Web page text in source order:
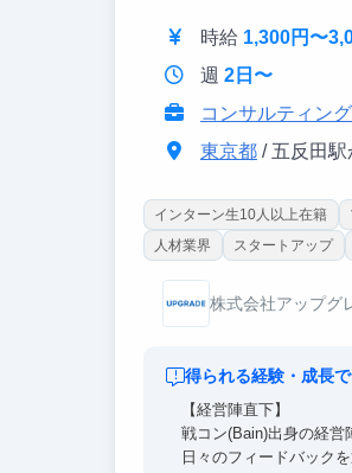
時給 1,300円〜
週 2日〜
コンサルティング
東京都/ 五反田駅
インターン生10人以上在籍
人材業界
スタートアップ
株式会社アップグ
得られる経験・成長
【経営陣直下】
戦コン(Bain)出身の経営
日々のフィードバック